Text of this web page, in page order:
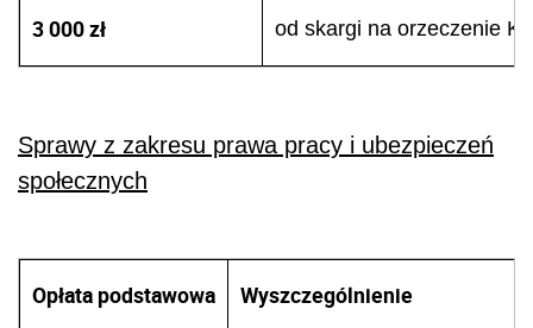
3 000 zł od skargi na orzeczenie
Sprawy z zakresu prawa pracy i ubezpieczeń
społecznych
Opłata podstawowa Wyszczególnienie